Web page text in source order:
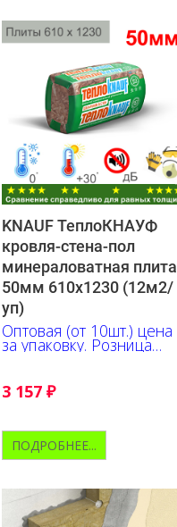
KNAUF ТеплоКНАУФ
кровля-стена-пол
минераловатная плита
50мм 610х1230 (12м2/
уп)
Оптовая (от 10шт.) цена
за упаковку. Розница
+10% к указанной цене
3 157 ₽
ПОДРОБНЕЕ...